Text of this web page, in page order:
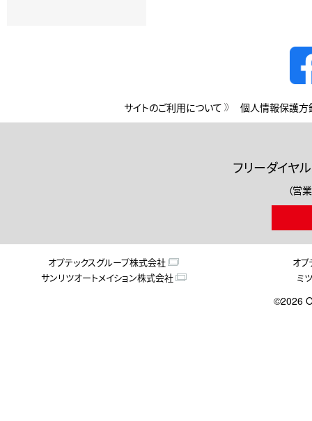
サイトのご利用について 個人情報保護方
フリーダイヤル
（営
オプテックスグループ株式会社
オ
サンリツオートメイション株式会社
ミ
©2026